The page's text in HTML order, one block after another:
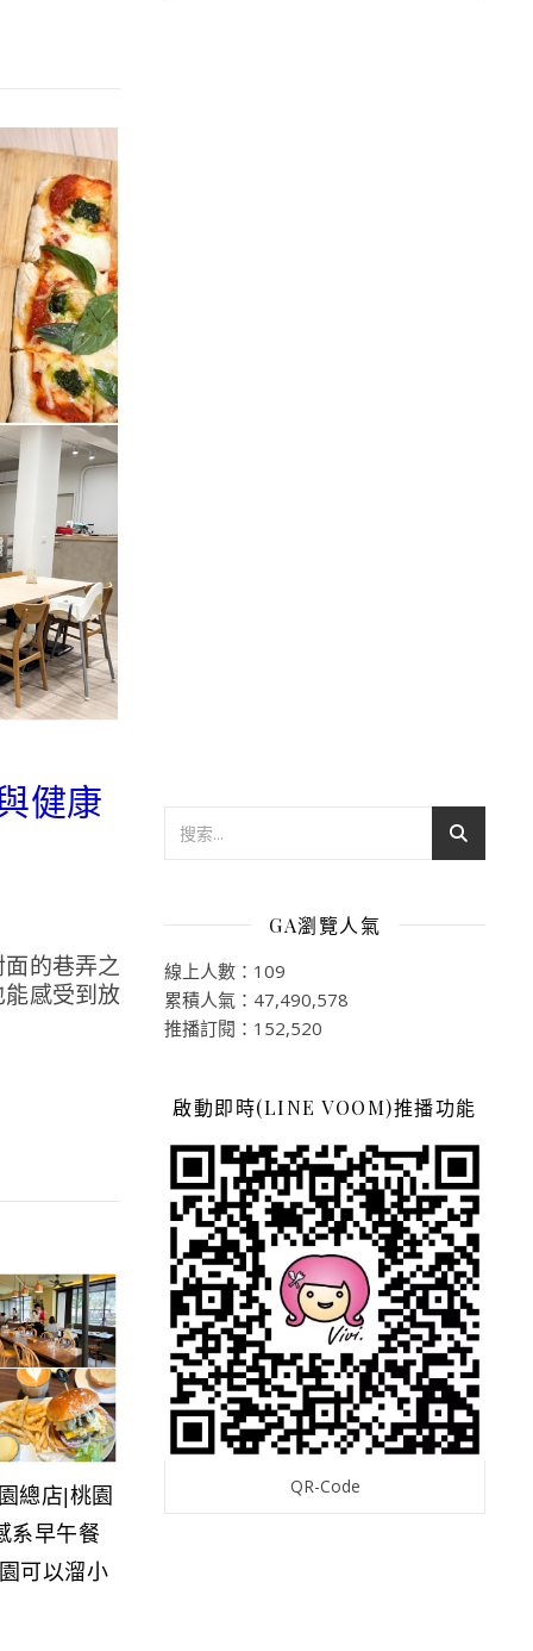
健康
的巷弄之
感受到放
總店|桃園
系早午餐
可以溜小
GA瀏覽人氣
線上人數：109
累積人氣：47,490,578
推播訂閱：152,520
啟動即時(LINE VOOM)推播功能
QR-Code